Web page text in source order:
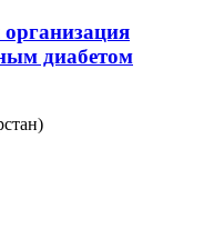
диабетом